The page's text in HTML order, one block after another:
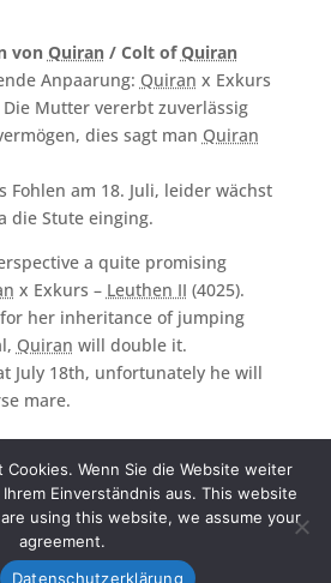
von Quiran/ Colt ofQuiran
Anpaarung: Quiran x Exkurs
Die Mutter vererbt zuverlässig
dies sagt man Quiran
Fohlen am 18. Juli, leider wächst
die Stute einging.
a quite promising
x Exkurs – Leuthen II (4025).
her inheritance of jumping
Quiran will double it.
July 18th, unfortunately he will
mare.
policy
Cookies. Wenn Sie die Website weiter
Einverständnis aus. This website
using this website, we assume your
agreement.
Datenschutzerklärung